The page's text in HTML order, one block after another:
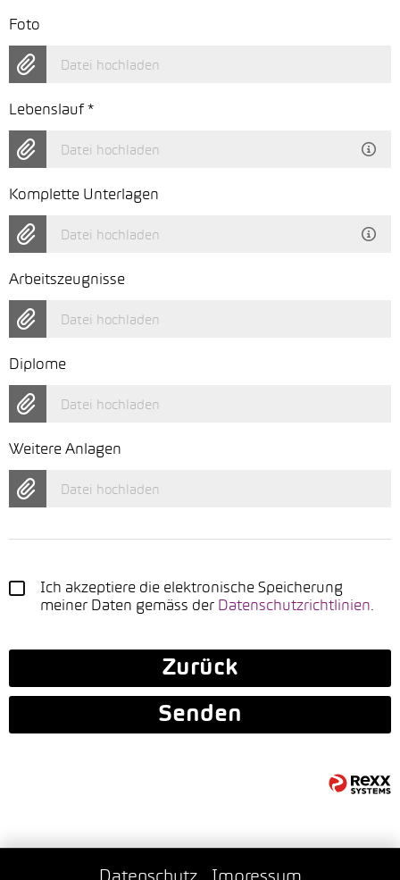
Foto
Datei hochladen
Lebenslauf *
Datei hochladen
Komplette Unterlagen
Datei hochladen
Arbeitszeugnisse
Datei hochladen
Diplome
Datei hochladen
Weitere Anlagen
Datei hochladen
Ich akzeptiere die elektronische Speicherung
meiner Daten gemäss der Datenschutzrichtlinien.
Zurück
Senden